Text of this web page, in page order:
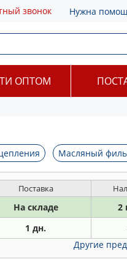
звонок Нужна
ОПТОМ
Масляный
Поставка
На складе 2
1 дн.
Другие